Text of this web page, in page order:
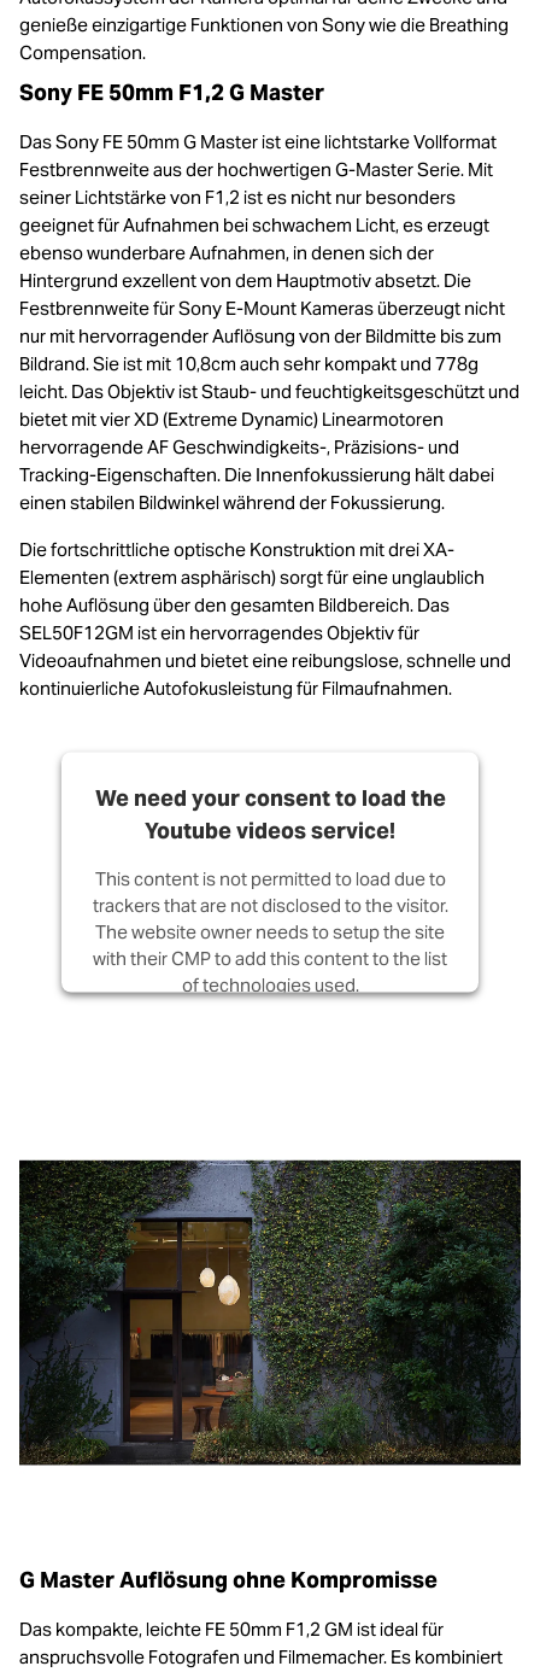
genieße einzigartige Funktionen von Sony wie die Breathing
Compensation.
Sony FE 50mm F1,2 G Master
Das Sony FE 50mm G Master ist eine lichtstarke Vollformat
Festbrennweite aus der hochwertigen G-Master Serie. Mit
seiner Lichtstärke von F1,2 ist es nicht nur besonders
geeignet für Aufnahmen bei schwachem Licht, es erzeugt
ebenso wunderbare Aufnahmen, in denen sich der
Hintergrund exzellent von dem Hauptmotiv absetzt. Die
Festbrennweite für Sony E-Mount Kameras überzeugt nicht
nur mit hervorragender Auflösung von der Bildmitte bis zum
Bildrand. Sie ist mit 10,8cm auch sehr kompakt und 778g
leicht. Das Objektiv ist Staub- und feuchtigkeitsgeschützt und
bietet mit vier XD (Extreme Dynamic) Linearmotoren
hervorragende AF Geschwindigkeits-, Präzisions- und
Tracking-Eigenschaften. Die Innenfokussierung hält dabei
einen stabilen Bildwinkel während der Fokussierung.
Die fortschrittliche optische Konstruktion mit drei XA-
Elementen (extrem asphärisch) sorgt für eine unglaublich
hohe Auflösung über den gesamten Bildbereich. Das
SEL50F12GM ist ein hervorragendes Objektiv für
Videoaufnahmen und bietet eine reibungslose, schnelle und
kontinuierliche Autofokusleistung für Filmaufnahmen.
We need your consent to load the
Youtube videos service!
This content is not permitted to load due to
trackers that are not disclosed to the visitor.
The website owner needs to setup the site
with their CMP to add this content to the list
of technologies used.
G Master Auflösung ohne Kompromisse
Das kompakte, leichte FE 50mm F1,2 GM ist ideal für
anspruchsvolle Fotografen und Filmemacher. Es kombiniert